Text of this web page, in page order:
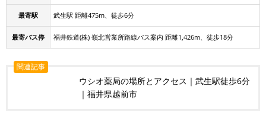
最寄駅 武生駅 距離475m、徒歩6分
最寄バス停 福井鉄道(株) 嶺北営業所路線バス案内 距離1,426m、徒歩18分
関連記事
ウシオ薬局の場所とアクセス｜武生駅徒歩6分
｜福井県越前市